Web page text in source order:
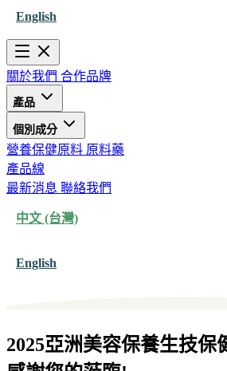
English
關於我們 合作品牌
產品
個別成分
營養保健原料 原料藥
產品線
最新消息 聯絡我們
中文 (台灣)
English
2025亞洲美容保養生技保